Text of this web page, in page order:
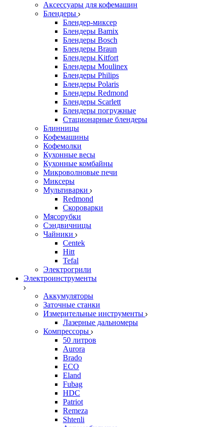
Аксессуары для кофемашин
Блендеры
Блендер-миксер
Блендеры Bamix
Блендеры Bosch
Блендеры Braun
Блендеры Kitfort
Блендеры Moulinex
Блендеры Philips
Блендеры Polaris
Блендеры Redmond
Блендеры Scarlett
Блендеры погружные
Стационарные блендеры
Блинницы
Кофемашины
Кофемолки
Кухонные весы
Кухонные комбайны
Микроволновые печи
Миксеры
Мультиварки
Redmond
Скороварки
Мясорубки
Сэндвичницы
Чайники
Centek
Hitt
Tefal
Электрогрили
Электроинструменты
Аккумуляторы
Заточные станки
Измерительные инструменты
Лазерные дальномеры
Компрессоры
50 литров
Aurora
Brado
ECO
Eland
Fubag
HDC
Patriot
Remeza
Shtenli